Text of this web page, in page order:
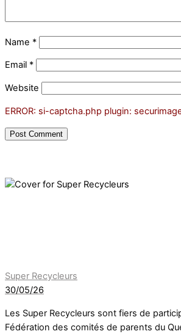
Name *
Email *
Website
ERROR: si-captcha.php plugin:
Super Recycleurs
30/05/26
Les Super Recycleurs sont fiers de
Fédération des comités de parents du